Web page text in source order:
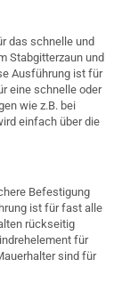
das schnelle und
Stabgitterzaun und
Ausführung ist für
eine schnelle oder
wie z.B. bei
einfach über die
Befestigung
ist für fast alle
rückseitig
für
sind für